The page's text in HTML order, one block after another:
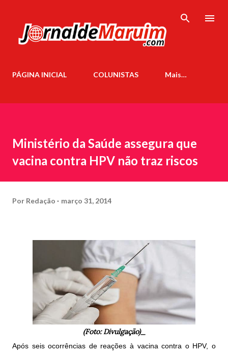
PÁGINA INICIAL COLUNISTAS Mais…
Ministério da Saúde assegura que
vacina contra HPV não traz riscos
Por Redação março 31, 2014
(Foto: Divulgação)_
Após seis ocorrências de reações à vacina contra o HPV, o